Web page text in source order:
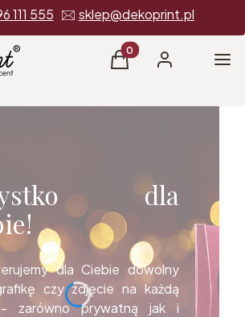
111 555 sklep@dekoprint.pl
Produkty w koszyku:
Koszyk Zaloguj się
dla
dla Ciebie dowolny
czy zdjęcie na każdą
zarówno prywatną jak i